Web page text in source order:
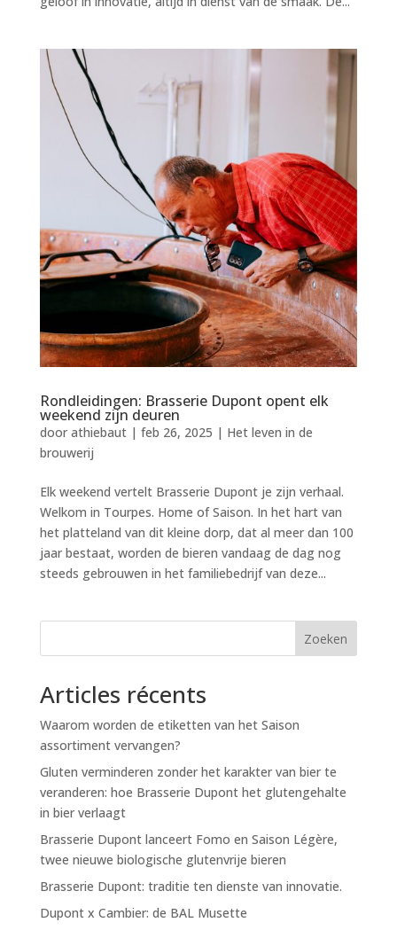
Rondleidingen: Brasserie Dupont opent elk
weekend zijn deuren
door athiebaut| feb 26, 2025 | Het leven in de
brouwerij
Elk weekend vertelt Brasserie Dupont je zijn verhaal.
Welkom in Tourpes. Home of Saison. In het hart van
het platteland van dit kleine dorp, dat al meer dan 100
jaar bestaat, worden de bieren vandaag de dag nog
steeds gebrouwen in het familiebedrijf van deze...
Zoeken
Articles récents
Waarom worden de etiketten van het Saison
assortiment vervangen?
Gluten verminderen zonder het karakter van bier te
veranderen: hoe Brasserie Dupont het glutengehalte
in bier verlaagt
Brasserie Dupont lanceert Fomo en Saison Légère,
twee nieuwe biologische glutenvrije bieren
Brasserie Dupont: traditie ten dienste van innovatie.
Dupont x Cambier: de BAL Musette